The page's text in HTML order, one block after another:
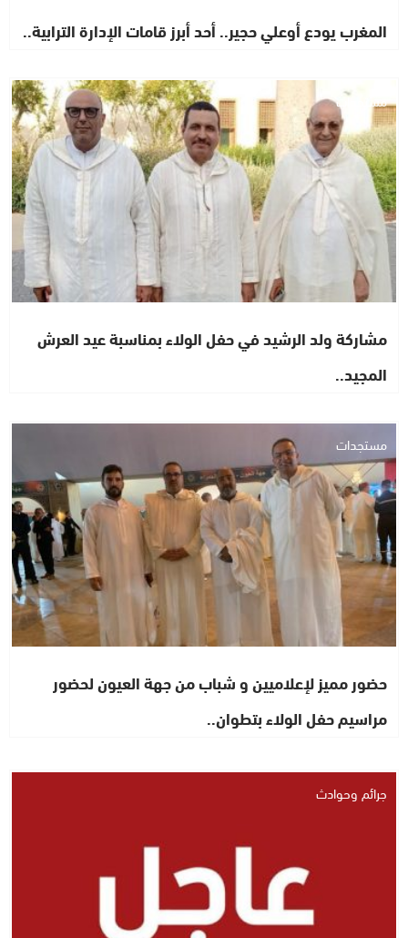
المغرب يودع أوعلي حجير.. أحد أبرز قامات الإدارة الترابية..
مستجدات
مشاركة ولد الرشيد في حفل الولاء بمناسبة عيد العرش
المجيد..
مستجدات
حضور مميز لإعلاميين و شباب من جهة العيون لحضور
مراسيم حفل الولاء بتطوان..
جرائم وحوادث